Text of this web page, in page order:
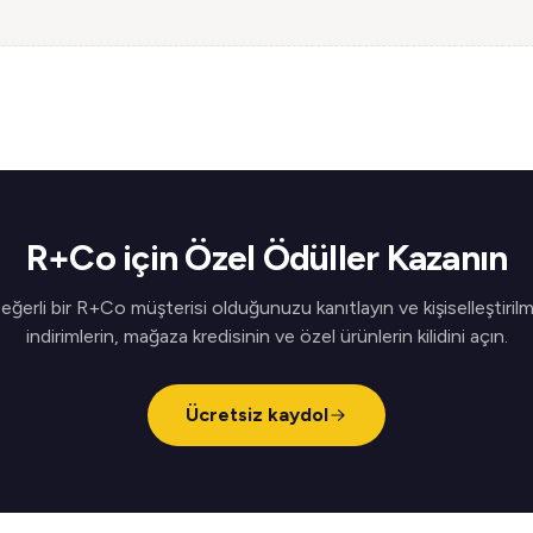
R+Co için Özel Ödüller Kazanın
bir R+Co müşterisi olduğunuzu kanıtlayın ve
indirimlerin, mağaza kredisinin ve özel ürünlerin kilidini açın.
Ücretsiz kaydol